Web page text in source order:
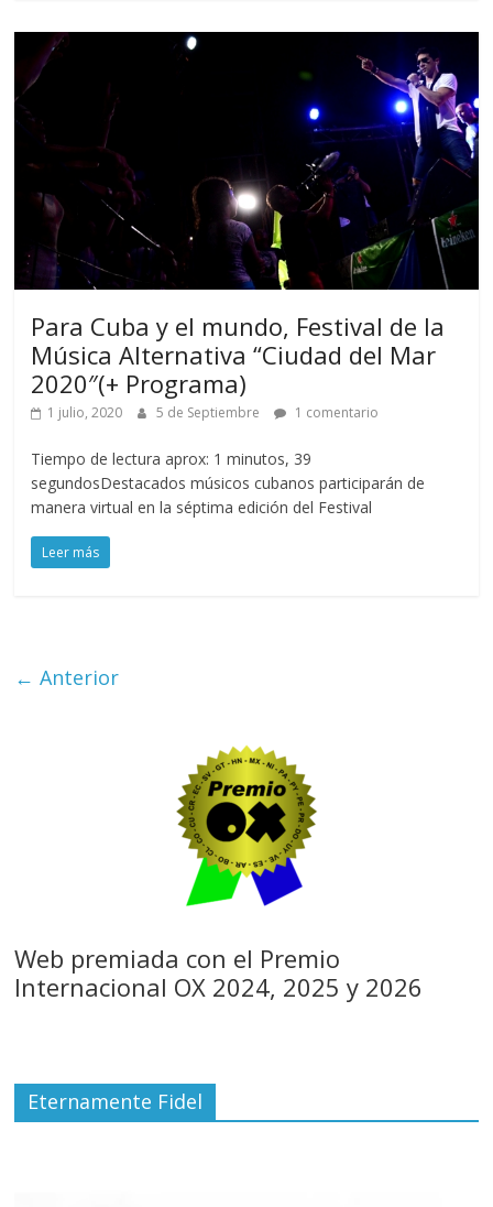
Para Cuba y el mundo, Festival de la
Música Alternativa “Ciudad del Mar
2020″(+ Programa)
1 julio, 2020 5 de Septiembre 1 comentario
Tiempo de lectura aprox: 1 minutos, 39
segundosDestacados músicos cubanos participarán de
manera virtual en la séptima edición del Festival
Leer más
← Anterior
Web premiada con el Premio
Internacional OX 2024, 2025 y 2026
Eternamente Fidel